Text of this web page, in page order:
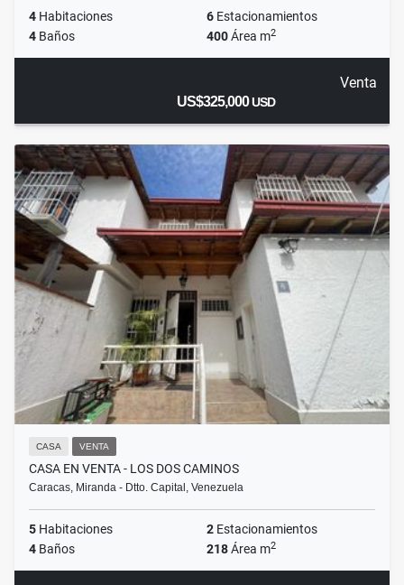
4 Habitaciones 6 Estacionamientos
4 Baños 400Área m2
Venta
US$325,000USD
CASA VENTA
CASA EN VENTA - LOS DOS CAMINOS
Caracas, Miranda - Dtto. Capital, Venezuela
5 Habitaciones 2 Estacionamientos
4 Baños 218Área m2